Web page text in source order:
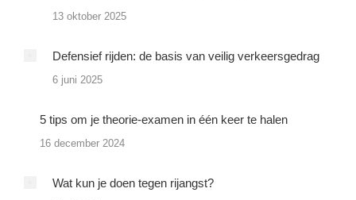
13 oktober 2025
Defensief rijden: de basis van veilig verkeersgedrag
6 juni 2025
5 tips om je theorie-examen in één keer te halen
16 december 2024
Wat kun je doen tegen rijangst?